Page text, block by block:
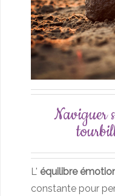
Naviguer
L' équilibre
constante pour